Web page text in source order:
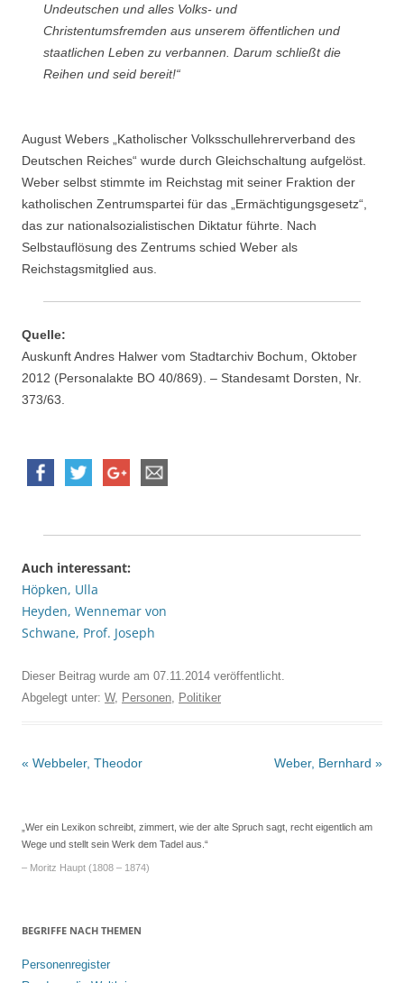
Undeutschen und alles Volks- und
Christentumsfremden aus unserem öffentlichen und
staatlichen Leben zu verbannen. Darum schließt die
Reihen und seid bereit!“
August Webers „Katholischer Volksschullehrerverband des
Deutschen Reiches“ wurde durch Gleichschaltung aufgelöst.
Weber selbst stimmte im Reichstag mit seiner Fraktion der
katholischen Zentrumspartei für das „Ermächtigungsgesetz“,
das zur nationalsozialistischen Diktatur führte. Nach
Selbstauflösung des Zentrums schied Weber als
Reichstagsmitglied aus.
Quelle:
Auskunft Andres Halwer vom Stadtarchiv Bochum, Oktober
2012 (Personalakte BO 40/869). – Standesamt Dorsten, Nr.
373/63.
Auch interessant:
Höpken, Ulla
Heyden, Wennemar von
Schwane, Prof. Joseph
Dieser Beitrag wurde am 07.11.2014 veröffentlicht.
Abgelegt unter: W, Personen Politiker
Beitrags-
« Webbeler, Theodor Weber, Bernhard »
„Wer ein Lexikon schreibt, zimmert, wie der alte Spruch sagt, recht eigentlich am
Wege und stellt sein Werk dem Tadel aus.“
– Moritz Haupt (1808 – 1874)
BEGRIFFE NACH THEMEN
Personenregister